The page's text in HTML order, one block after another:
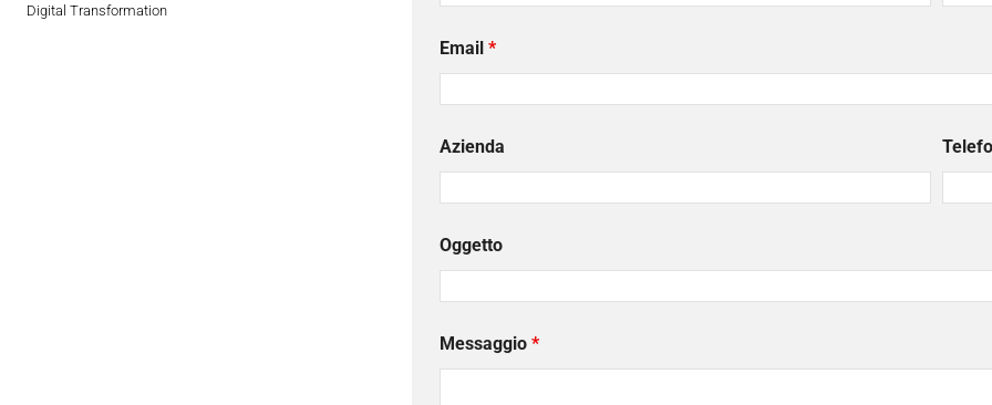
Digital Transformation
Email *
Azienda
Oggetto
Messaggio *